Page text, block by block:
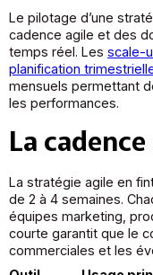
Le pilotage d’une
cadence agile et des
temps réel. Les scale-
planification
mensuels permettant
les performances.
La
La stratégie agile en
de 2 à 4 semaines.
équipes marketing,
courte garantit que le
commerciales et les